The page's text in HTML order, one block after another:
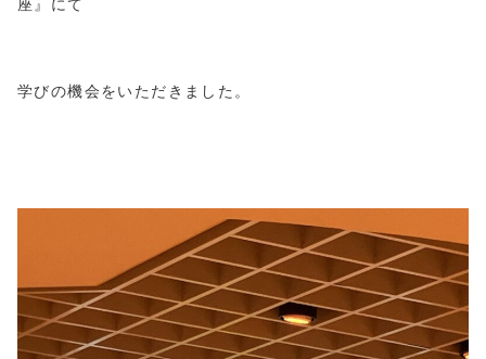
座』にて
学びの機会をいただきました。